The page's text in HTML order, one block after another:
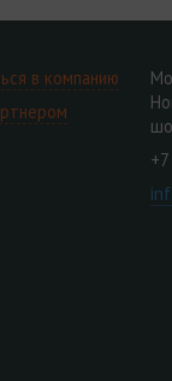
в компанию